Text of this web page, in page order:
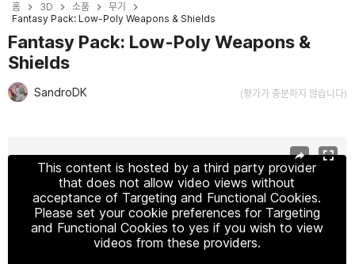
홈 3D 소품
무기
Fantasy Pack: Low-Poly Weapons & Shields
Fantasy Pack: Low-Poly Weapons &
Shields
SandroDK (평가가 충분하지 않습니다)
This content is hosted by a third party provider
that does not allow video views without
acceptance of Targeting and Functional Cookies.
Please set your cookie preferences for Targeting
and Functional Cookies to yes if you wish to view
videos from these providers.